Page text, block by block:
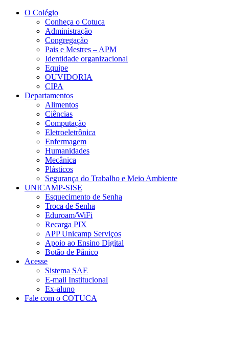
Conteúdo principal
O Colégio
Conheça o Cotuca
Administração
Congregação
Pais e Mestres – APM
Identidade organizacional
Equipe
OUVIDORIA
CIPA
Departamentos
Alimentos
Ciências
Computação
Eletroeletrônica
Enfermagem
Humanidades
Mecânica
Plásticos
Segurança do Trabalho e Meio Ambiente
UNICAMP-SISE
Esquecimento de Senha
Troca de Senha
Eduroam/WiFi
Recarga PIX
APP Unicamp Serviços
Apoio ao Ensino Digital
Botão de Pânico
Acesse
Sistema SAE
E-mail Institucional
Ex-aluno
Fale com o COTUCA